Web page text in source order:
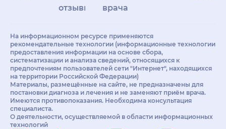
отзывы
врачам
На информационном ресурсе применяются
рекомендательные технологии (информационные технологии
предоставления информации на основе сбора,
систематизации и анализа сведений, относящихся к
предпочтениям пользователей сети "Интернет", находящихся
на территории Российской Федерации)
Материалы, размещённые на сайте, не предназначены для
постановки диагноза и лечения и не заменяют приём врача.
Имеются противопоказания. Необходима консультация
специалиста.
О деятельности, осуществляемой в области информационных
технологий